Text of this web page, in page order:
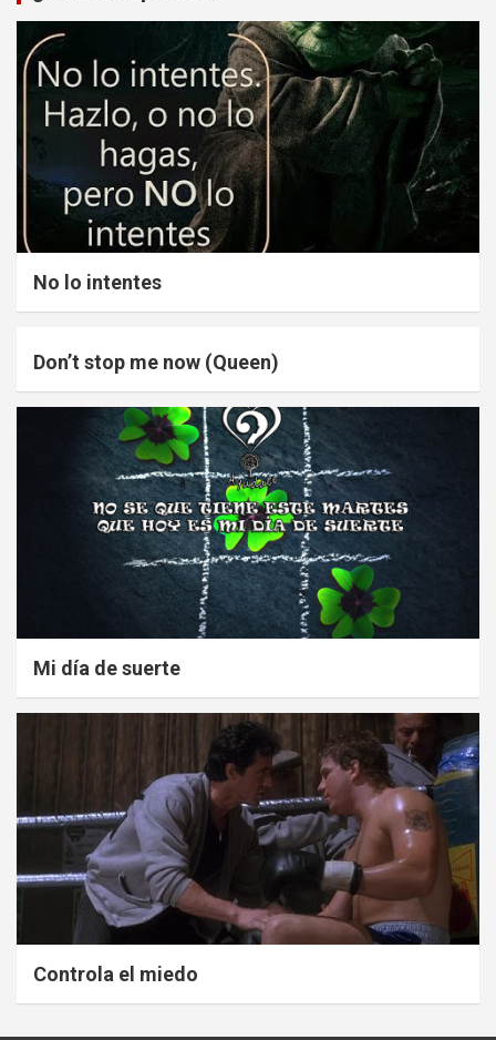
No lo intentes
Don’t stop me now (Queen)
Mi día de suerte
Controla el miedo